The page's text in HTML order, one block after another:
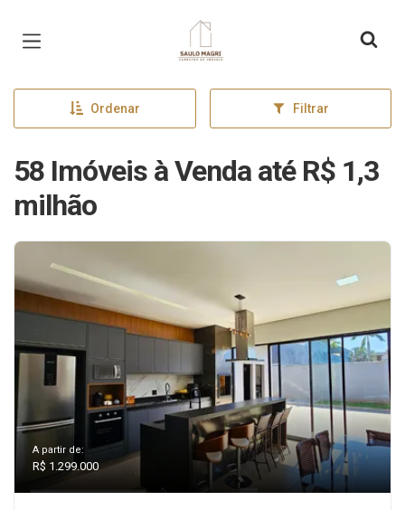
Página inicial
Ordenar Filtrar
58 Imóveis à Venda até R$ 1,3
milhão
A partir de:
R$ 1.299.000